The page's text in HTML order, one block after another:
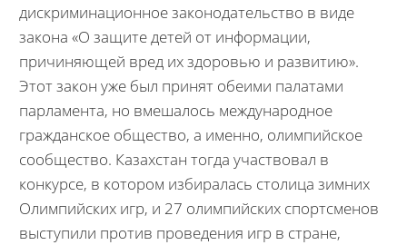
дискриминационное законодательство в виде
закона «О защите детей от информации,
причиняющей вред их здоровью и развитию».
Этот закон уже был принят обеими палатами
парламента, но вмешалось международное
гражданское общество, а именно, олимпийское
сообщество. Казахстан тогда участвовал в
конкурсе, в котором избиралась столица зимних
Олимпийских игр, и 27 олимпийских спортсменов
выступили против проведения игр в стране,